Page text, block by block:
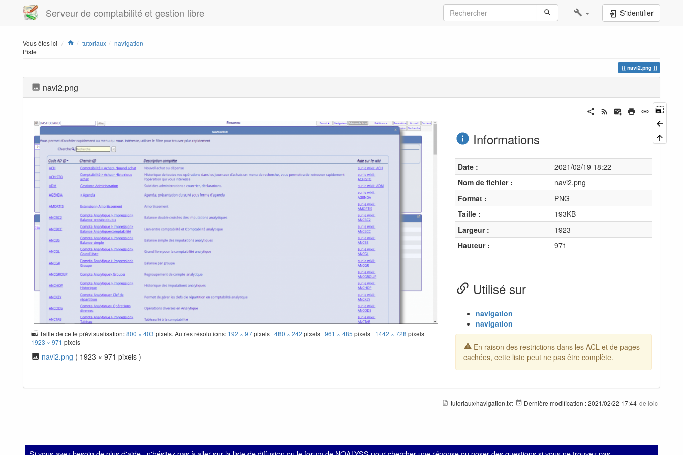
Serveur de comptabilité et gestion libre S'identifier
Vous êtes ici Home
tutoriaux
navigation
Piste
navi2.png
navi2.png
Taille de cette prévisualisation:800 × 403 pixels. Autres résolutions: 192 × 97pixels480 × 242 pixels961 × 485 pixels 1442 × 728 pixels
1923 × 971 pixels
navi2.png ( 1923 × 971 pixels )
Informations
Date :
2021/02/19 18:22
Nom de fichier :
navi2.png
Format :
PNG
Taille :
193KB
Largeur :
1923
Hauteur :
971
Utilisé sur
navigation
navigation
En raison des restrictions dans les ACL et de pages
cachées, cette liste peut ne pas être complète.
tutoriaux/navigation.txt Dernière modification :2021/02/22 17:44 de loic